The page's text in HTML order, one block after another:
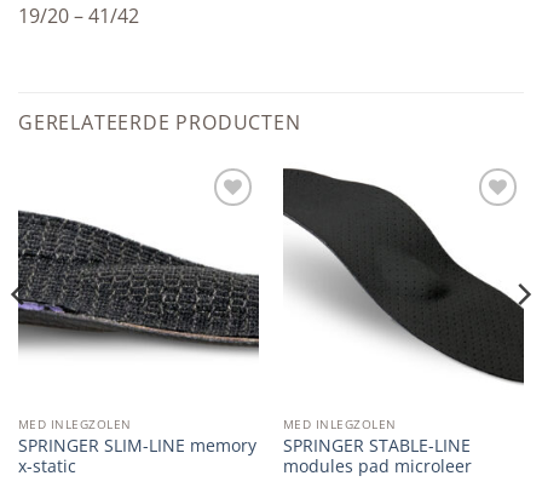
19/20 – 41/42
GERELATEERDE PRODUCTEN
MED INLEGZOLEN
SPRINGER SLIM-LINE memory
x-static
MED INLEGZOLEN
SPRINGER STABLE-LINE
modules pad microleer